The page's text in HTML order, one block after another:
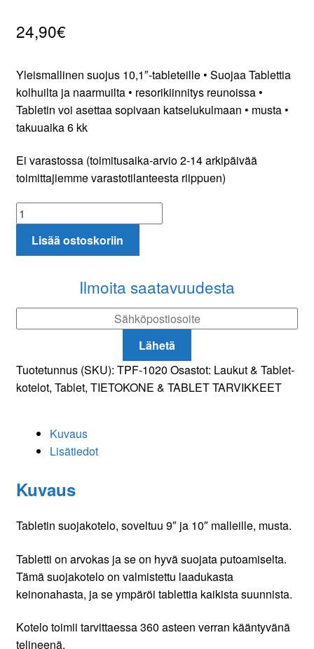
24,90€
Yleismallinen suojus 10,1″-tableteille • Suojaa Tablettia
kolhuilta ja naarmuilta • resorikiinnitys reunoissa •
Tabletin voi asettaa sopivaan katselukulmaan • musta •
takuuaika 6 kk
Ei varastossa (toimitusaika-arvio 2-14 arkipäivää
toimittajiemme varastotilanteesta riippuen)
Yleismallinen
suojus
Lisää ostoskoriin
Ilmoita saatavuudesta
Lähetä
Tuotetunnus (SKU): TPF-1020 Osastot: Laukut & Tablet-
kotelot, Tablet, TIETOKONE & TABLET TARVIKKEET
Kuvaus
Lisätiedot
Kuvaus
Tabletin suojakotelo, soveltuu 9″ ja 10″ malleille, musta.
Tabletti on arvokas ja se on hyvä suojata putoamiselta.
Tämä suojakotelo on valmistettu laadukasta
keinonahasta, ja se ympäröi tablettia kaikista suunnista.
Kotelo toimii tarvittaessa 360 asteen verran kääntyvänä
telineenä.